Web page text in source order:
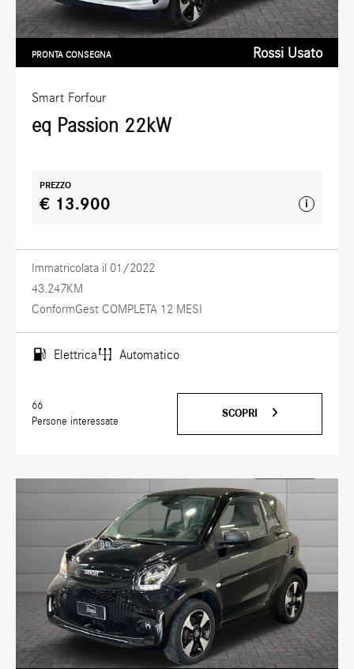
Smart Forfour
eq Passion 22kW
PRONTA CONSEGNA Rossi Usato
PREZZO
€ 13.900 i
Immatricolata il 01/2022
43.247KM
ConformGest COMPLETA 12 MESI
Elettrica Automatico
66
Persone interessate
SCOPRI